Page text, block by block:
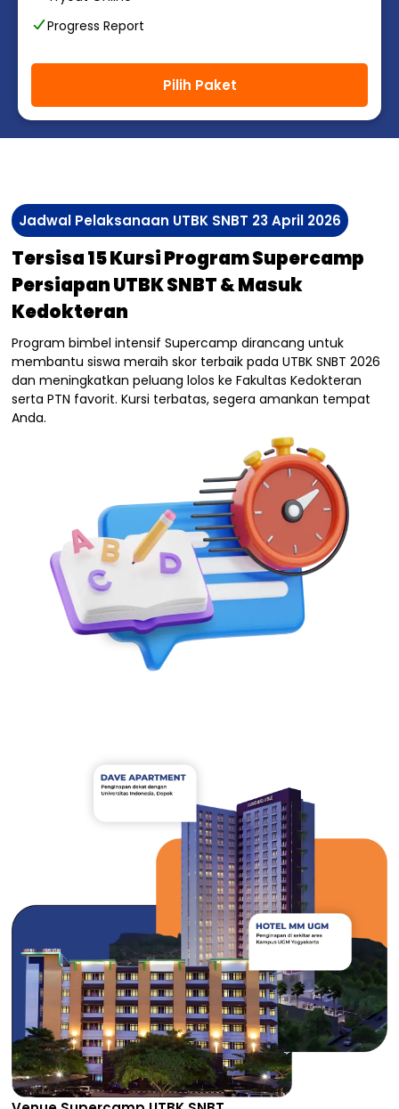
Progress Report
Pilih Paket
Jadwal Pelaksanaan UTBK SNBT 23 April 2026
Tersisa 15 Kursi Program Supercamp
Persiapan UTBK SNBT & Masuk
Kedokteran
Program bimbel intensif Supercamp dirancang untuk
membantu siswa meraih skor terbaik pada UTBK SNBT 2026
dan meningkatkan peluang lolos ke Fakultas Kedokteran
serta PTN favorit. Kursi terbatas, segera amankan tempat
Anda.